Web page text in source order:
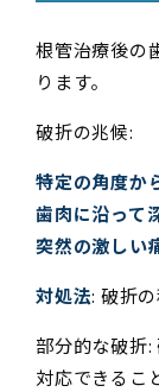
根管治療後の
ります。
破折の兆候:
特定の角度か
歯肉に沿って
突然の激しい
対処法: 破折
部分的な破折
対応できるこ